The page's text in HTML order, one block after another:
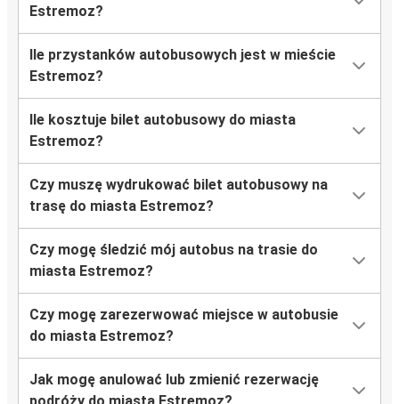
Estremoz?
Ile przystanków autobusowych jest w mieście
Estremoz?
Ile kosztuje bilet autobusowy do miasta
Estremoz?
Czy muszę wydrukować bilet autobusowy na
trasę do miasta Estremoz?
Czy mogę śledzić mój autobus na trasie do
miasta Estremoz?
Czy mogę zarezerwować miejsce w autobusie
do miasta Estremoz?
Jak mogę anulować lub zmienić rezerwację